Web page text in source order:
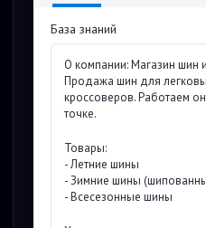
База знаний
О компании: Магазин шин
Продажа шин для
кроссоверов. Работаем
точке.
Товары:
- Летние шины
- Зимние шины
- Всесезонные шины